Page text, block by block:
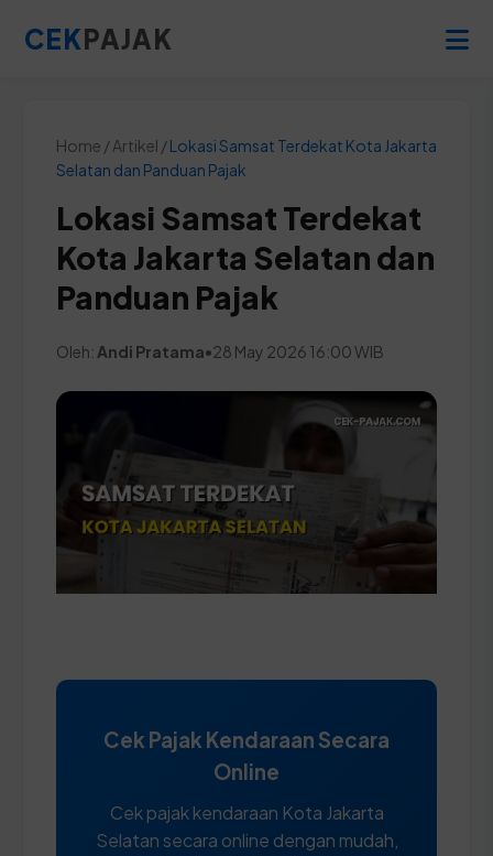
CEKPAJAK
Home / Artikel /Lokasi Samsat Terdekat Kota Jakarta
Selatan dan Panduan Pajak
Lokasi Samsat Terdekat
Kota Jakarta Selatan dan
Panduan Pajak
Oleh: Andi Pratama•28 May 2026 16:00 WIB
Cek Pajak Kendaraan Secara
Online
Cek pajak kendaraan Kota Jakarta
Selatan secara online dengan mudah,